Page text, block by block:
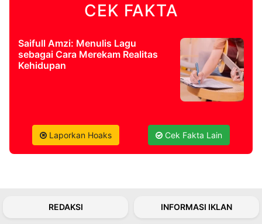
CEK FAKTA
Saifull Amzi: Menulis Lagu
sebagai Cara Merekam Realitas
Kehidupan
Laporkan Hoaks Cek Fakta Lain
REDAKSI INFORMASI IKLAN